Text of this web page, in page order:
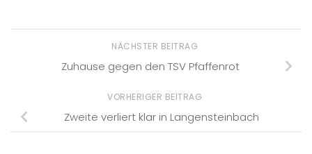
NÄCHSTER BEITRAG
Zuhause gegen den TSV Pfaffenrot
VORHERIGER BEITRAG
Zweite verliert klar in Langensteinbach